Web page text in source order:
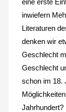
eine erste
inwiefern
Literaturen
denken wir
Geschlecht
Geschlecht
schon im 18.
Jahrhundert?